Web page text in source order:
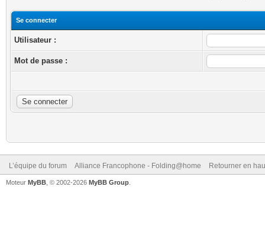
Se connecter
Utilisateur :
Mot de passe :
L’équipe du forum Alliance Francophone - Folding@home Retourner en
Moteur MyBB , © 2002-2026 MyBB Group